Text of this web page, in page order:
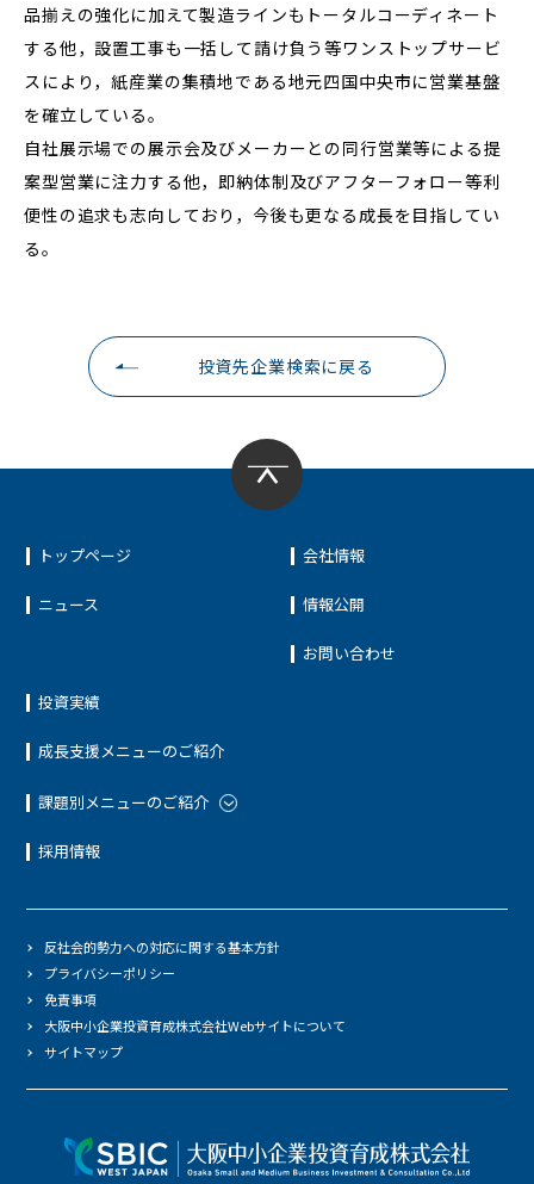
品揃えの強化に加えて製造ラインもトータルコーディネート
する他，設置工事も一括して請け負う等ワンストップサービ
スにより，紙産業の集積地である地元四国中央市に営業基盤
を確立している。
自社展示場での展示会及びメーカーとの同行営業等による提
案型営業に注力する他，即納体制及びアフターフォロー等利
便性の追求も志向しており，今後も更なる成長を目指してい
る。
投資先企業検索に戻る
トップページ
ニュース
投資実績
成長支援メニューのご紹介
課題別メニューのご紹介
採用情報
会社情報
情報公開
お問い合わせ
反社会的勢力への対応に関する基本方針
プライバシーポリシー
免責事項
大阪中小企業投資育成株式会社Webサイトについて
サイトマップ